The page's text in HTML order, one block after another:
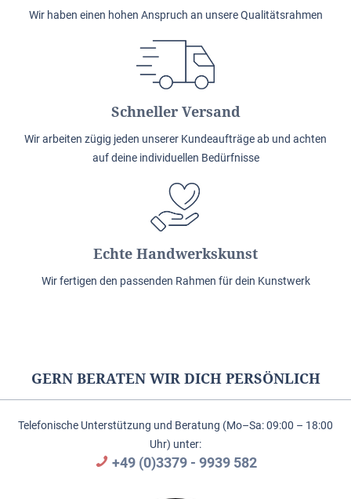
Wir haben einen hohen Anspruch an unsere Qualitätsrahmen
Schneller Versand
Wir arbeiten zügig jeden unserer Kundeaufträge ab und achten
auf deine individuellen Bedürfnisse
Echte Handwerkskunst
Wir fertigen den passenden Rahmen für dein Kunstwerk
GERN BERATEN WIR DICH PERSÖNLICH
Telefonische Unterstützung und Beratung (Mo–Sa: 09:00 – 18:00
Uhr) unter:
+49 (0)3379 - 9939 582